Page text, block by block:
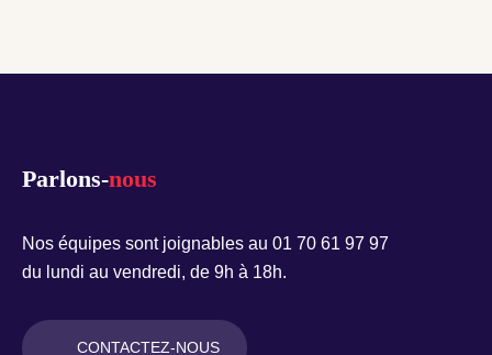
Parlons-nous
Nos équipes sont joignables au 01 70 61 97 97
du lundi au vendredi, de 9h à 18h.
CONTACTEZ-NOUS